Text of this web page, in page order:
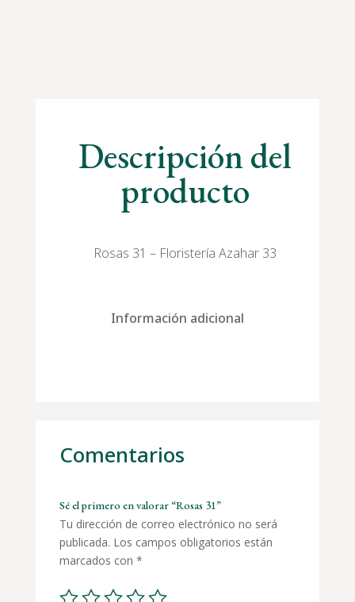
Descripción del
producto
Rosas 31 – Floristería Azahar 33
Información adicional
Comentarios
Sé el primero en valorar “Rosas 31”
Tu dirección de correo electrónico no será
publicada. Los campos obligatorios están
marcados con *